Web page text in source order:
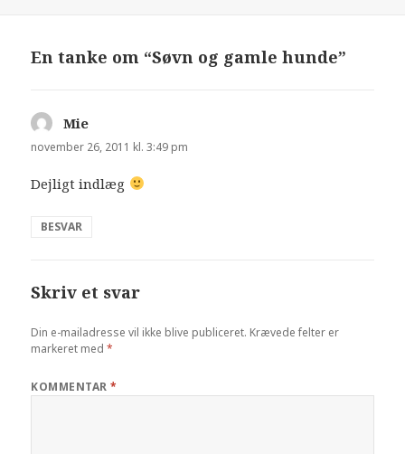
En tanke om “Søvn og gamle hunde”
Mie
november 26, 2011 kl. 3:49 pm
Dejligt indlæg
BESVAR
Skriv et svar
Din e-mailadresse vil ikke blive publiceret. Krævede felter er
markeret med*
KOMMENTAR*